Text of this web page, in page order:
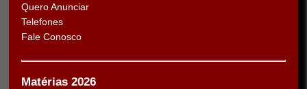
Quero Anunciar
Telefones
Fale Conosco
Matérias 2026